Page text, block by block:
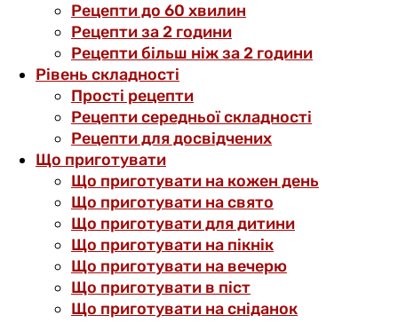
Рецепти до 60 хвилин
Рецепти за 2 години
Рецепти більш ніж за 2 години
Рівень складності
Прості рецепти
Рецепти середньої складності
Рецепти для досвідчених
Що приготувати
Що приготувати на кожен день
Що приготувати на свято
Що приготувати для дитини
Що приготувати на пікнік
Що приготувати на вечерю
Що приготувати в піст
Що приготувати на сніданок